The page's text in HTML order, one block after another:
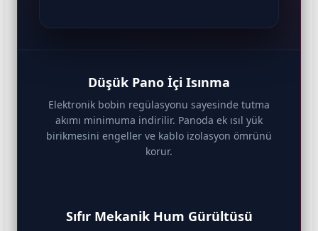
Düşük Pano İçi Isınma
Elektronik bobin regülasyonu sayesinde tutma
akımı minimuma indirilir. Panoda ek ısıl yük
birikmesini engeller ve kablo izolasyon ömrünü
korur.
Sıfır Mekanik Hum Gürültüsü